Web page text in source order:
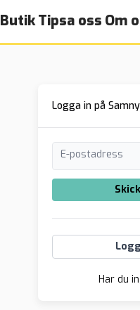
ButikTipsa oss Om
Logga in på
E-postadress
Har du